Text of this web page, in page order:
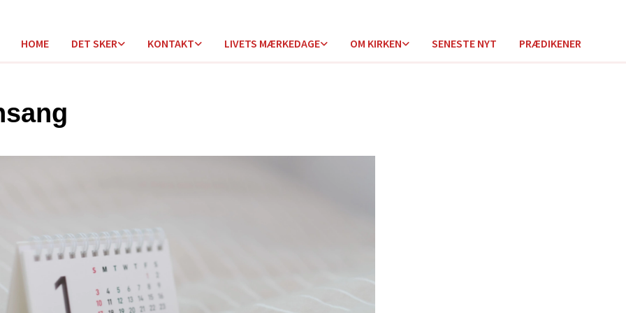
HOME DET SKER KONTAKT LIVETS MÆRKEDAGE OM KIRKEN SENESTE NYT PRÆDIKENER